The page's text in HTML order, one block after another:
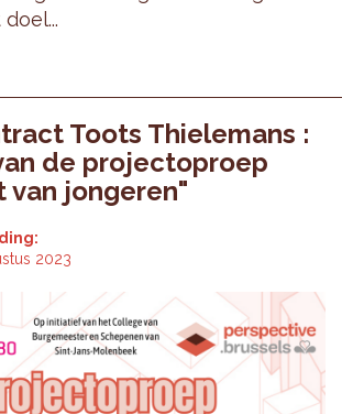
Toots Thielemans :
de projectoproep
van jongeren"
2023